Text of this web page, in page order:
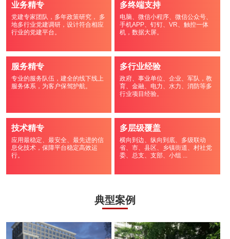
业务精专
党建专家团队，多年政策研究， 多
地多行业党建调研，设计符合相应
行业的党建平台。
多终端支持
电脑、微信小程序、微信公众号、
手机APP、钉钉、VR、触控一体
机，数据大屏。
服务精专
专业的服务队伍，建全的线下线上
服务体系，为客户保驾护航。
多行业经验
政府、事业单位、企业、军队，教
育、金融、电力、水力、消防等多
行业项目经验。
技术精专
应用最稳定、最安全、最先进的信
息化技术，保障平台稳定高效运
行。
多层级覆盖
横向到边、纵向到底、多级联动
省、市、县区、乡镇街道、村社党
委、总支、支部、小组 ...
典型案例